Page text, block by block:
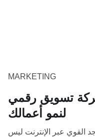
MARKETING
تسويق رقمي
لنمو أعمالك
القوي عبر الإنترنت ليس